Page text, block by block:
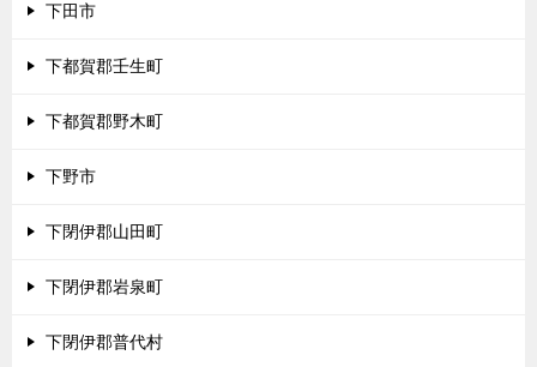
下田市
下都賀郡壬生町
下都賀郡野木町
下野市
下閉伊郡山田町
下閉伊郡岩泉町
下閉伊郡普代村